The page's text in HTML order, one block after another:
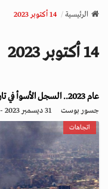
v
a
o
n
الرئيسية 14 أكتوبر 2023
14 أكتوبر 2023
عام 2023.. السجل الأسوأ في تاريخ السودانيين الحقوقي
جسور بوست 31 ديسمبر 2023 - 16:56
اتجاهات